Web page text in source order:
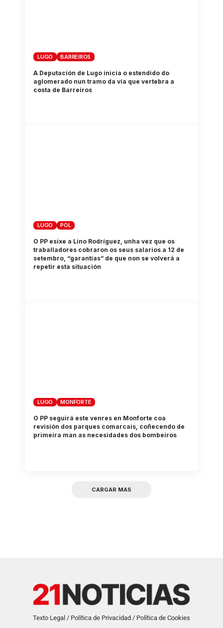
LUGO BARREIROS
A Deputación de Lugo inicia o estendido do
aglomerado nun tramo da vía que vertebra a
costa de Barreiros
LUGO POL
O PP esixe a Lino Rodríguez, unha vez que os
traballadores cobraron os seus salarios a 12 de
setembro, “garantías” de que non se volverá a
repetir esta situación
LUGO MONFORTE
O PP seguirá este venres en Monforte coa
revisión dos parques comarcais, coñecendo de
primeira man as necesidades dos bombeiros
CARGAR MAS
Texto Legal / Política de Privacidad / Política de Cookies